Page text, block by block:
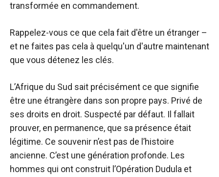
transformée en commandement.
Rappelez-vous ce que cela fait d'être un étranger –
et ne faites pas cela à quelqu'un d'autre maintenant
que vous détenez les clés.
L’Afrique du Sud sait précisément ce que signifie
être une étrangère dans son propre pays. Privé de
ses droits en droit. Suspecté par défaut. Il fallait
prouver, en permanence, que sa présence était
légitime. Ce souvenir n’est pas de l’histoire
ancienne. C’est une génération profonde. Les
hommes qui ont construit l’Opération Dudula et